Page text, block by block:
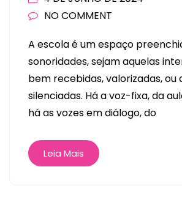
NO COMMENT
A escola é um espaço
sonoridades, sejam aquelas
bem recebidas, valorizadas, ou
silenciadas. Há a voz-fixa, da
há as vozes em diálogo, do
Leia Mais